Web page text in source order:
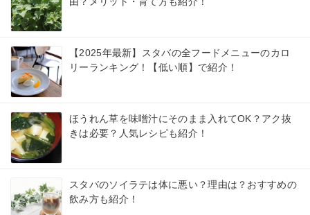
【2025年最新】スタバの全フードメニューのカロ
リーランキング！【低い順】で紹介！
ほうれん草を味噌汁にそのまま入れてOK？アク抜
きは必要？人気レシピも紹介！
スタバのソイラテは体に悪い？理由は？おすすめの
飲み方も紹介！